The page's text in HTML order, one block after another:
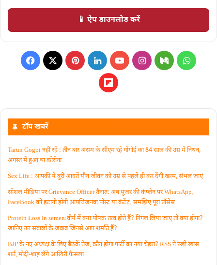
📱 ऐप डाउनलोड करें
टॉप खबरें
Tarun Gogoi नहीं रहे : तीन बार असम के सीएम रहे गोगोई का 84 साल की उम्र में निधन,
अगस्त में हुआ था कोरोना
Sex Life : आपकी ये बुरी आदतें याैन जीवन को उम्र से पहले ही कर देंगी खत्म, संभल जाएं
सोशल मीडिया पर Grievance Officer तैनात: अब यूजर की कंप्लेन पर WhatsApp‚
FaceBook को हटानी होगी आपत्तिजनक पोस्ट या कंटेंट‚ समझिए पूरा प्रॉसेस
Protein Loss In semen:वीर्य में क्या पोषक तत्व होते हैं? निगल लिया जाए तो क्या होगा?
जानिए उन सवालों के जवाब जिनसे आप शर्माते हैं?
BJP के नए अध्यक्ष के लिए बैठकें तेज, कौन होगा पार्टी का नया चेहरा? RSS ने रखी खास
शर्त, मोदी-शाह लेंगे आखिरी फैसला